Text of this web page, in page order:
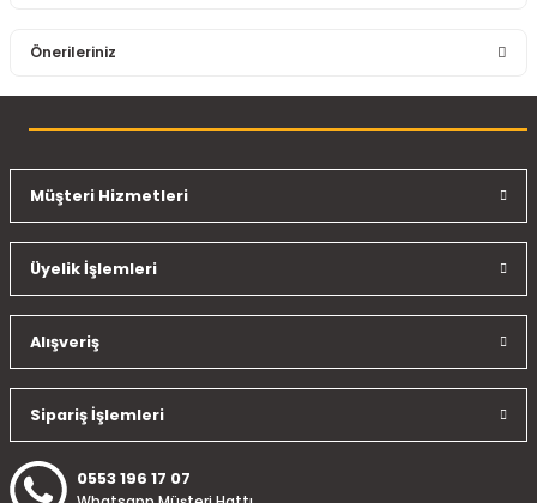
Önerileriniz
konularda yetersiz gördüğünüz noktaları öneri formunu
Ürün resmi kalitesiz, bozuk veya görüntülenemiyor.
Ürün açıklamasında eksik bilgiler bulunuyor.
Ürün fiyatı diğer sitelerden daha pahalı.
Bu ürüne benzer farklı alternatifler olmalı.
Müşteri Hizmetleri
Üyelik İşlemleri
Alışveriş
Sipariş İşlemleri
0553 196 17 07